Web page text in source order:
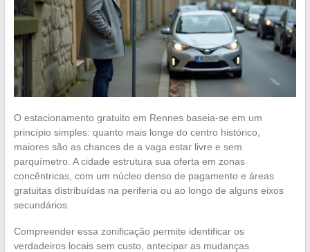
O estacionamento gratuito em Rennes baseia-se em um
princípio simples: quanto mais longe do centro histórico,
maiores são as chances de a vaga estar livre e sem
parquímetro. A cidade estrutura sua oferta em zonas
concêntricas, com um núcleo denso de pagamento e áreas
gratuitas distribuídas na periferia ou ao longo de alguns eixos
secundários.
Compreender essa zonificação permite identificar os
verdadeiros locais sem custo, antecipar as mudanças